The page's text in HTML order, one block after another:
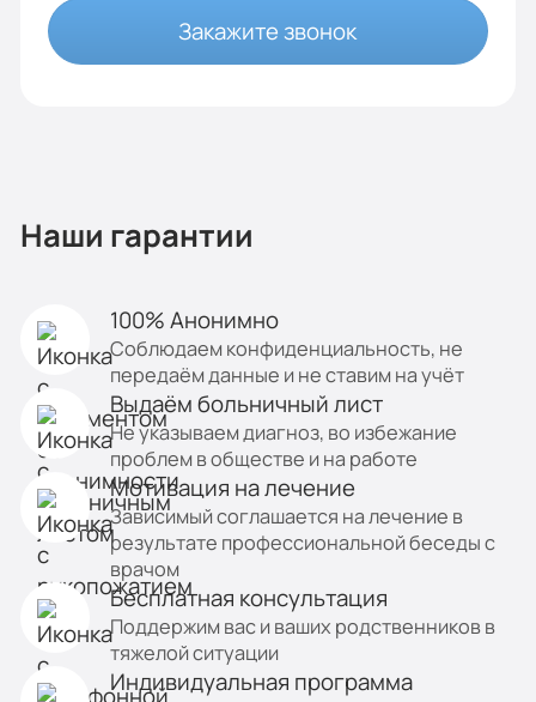
Закажите звонок
Наши гарантии
100% Анонимно
Соблюдаем конфиденциальность, не
передаём данные и не ставим на учёт
Выдаём больничный лист
Не указываем диагноз, во избежание
проблем в обществе и на работе
Мотивация на лечение
Зависимый соглашается на лечение в
результате профессиональной беседы с
врачом
Бесплатная консультация
Поддержим вас и ваших родственников в
тяжелой ситуации
Индивидуальная программа